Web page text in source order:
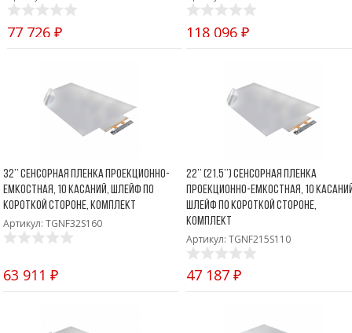
диагональю до 55
дюймов
Промышленные
управления
Промышленные
мониторы для
монтажа на стену
77 726 ₽ 118 096 ₽
32’’ Сенсорная пленка проекционно-
емкостная, 10 касаний, шлейф по
короткой стороне, комплект
Артикул: TGNF32S160
63 911 ₽
22’’ (21.5’’) Сенсорная пленка
проекционно-емкостная, 10
шлейф по короткой стороне,
комплект
Артикул: TGNF215S110
47 187 ₽